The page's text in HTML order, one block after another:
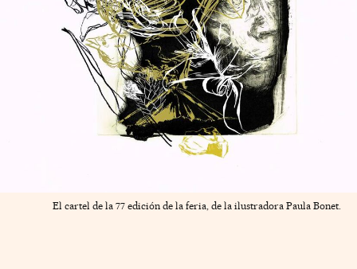
El cartel de la 77 edición de la feria, de la ilustradora Paula Bonet.